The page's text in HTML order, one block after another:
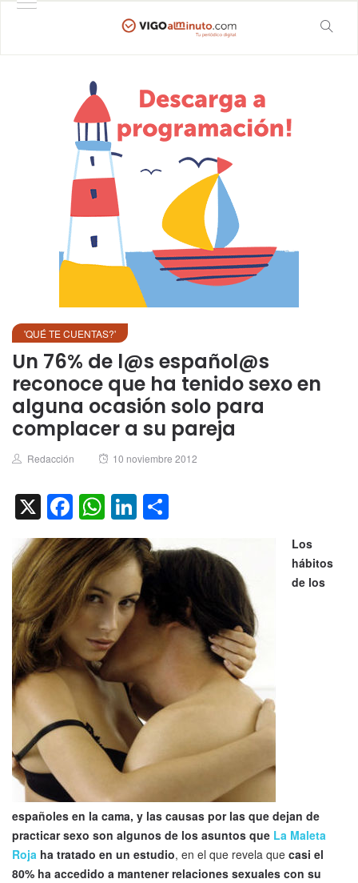
'QUÉ TE CUENTAS?'
Un 76% de l@s español@s
reconoce que ha tenido sexo en
alguna ocasión solo para
complacer a su pareja
Author
Redacción
Posted
10 noviembre 2012
X Facebook
WhatsApp
LinkedIn
Los
hábitos
de los
españoles en la cama, y las causas por las que dejan de
practicar sexo son algunos de los asuntos que La Maleta
Roja ha tratado en un estudio, en el que revela que casi el
80% ha accedido a mantener relaciones sexuales con su